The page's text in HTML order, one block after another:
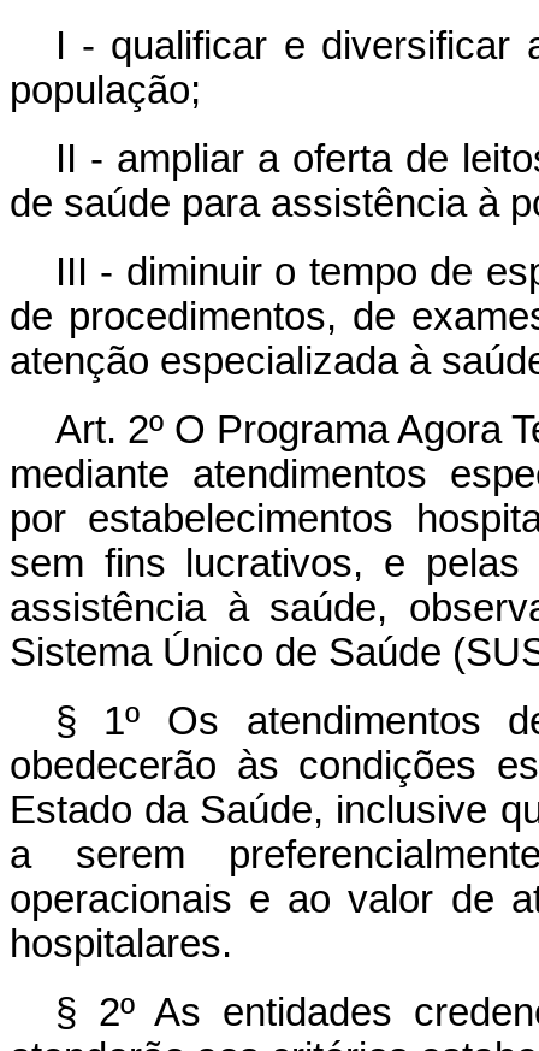
I - qualificar e diversificar
população;
II - ampliar a oferta de
de saúde para assistência à
III - diminuir o tempo de
de procedimentos, de
atenção especializada à
Art. 2º O Programa Agora
mediante atendimentos
por estabelecimentos
sem fins lucrativos, e pelas
assistência à saúde,
Sistema Único de Saúde
§ 1º Os atendimentos
obedecerão às condições
Estado da Saúde, inclusive
a serem
operacionais e ao valor de
hospitalares.
§ 2º As entidades